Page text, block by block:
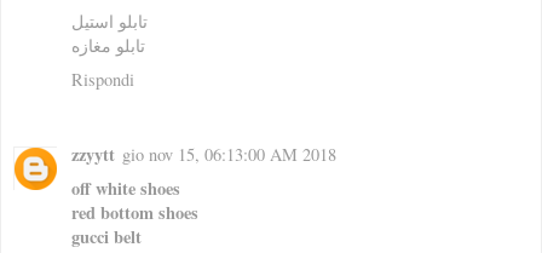
تابلو استيل
تابلو مغازه
Rispondi
zzyytt gio nov 15, 06:13:00 AM 2018
off white shoes
red bottom shoes
gucci belt